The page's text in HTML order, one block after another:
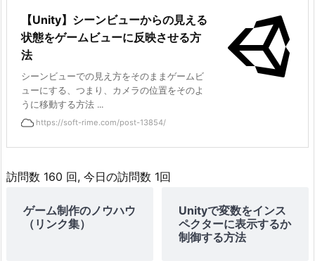
【Unity】シーンビューからの見える
状態をゲームビューに反映させる方
法
シーンビューでの見え方をそのままゲームビ
ューにする、つまり、カメラの位置をそのよ
うに移動する方法 ...
https://soft-rime.com/post-13854/
訪問数 160 回, 今日の訪問数 1回
ゲーム制作のノウハウ
（リンク集）
Unityで変数をインス
ペクターに表示するか
制御する方法